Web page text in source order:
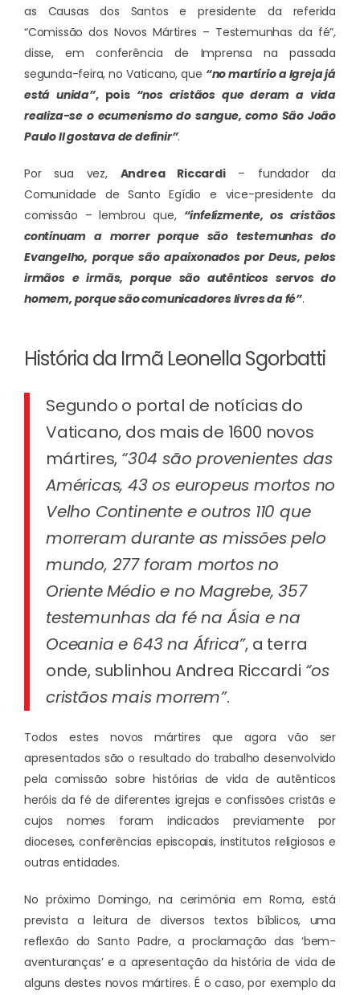
as Causas dos Santos e presidente da referida
“Comissão dos Novos Mártires – Testemunhas da fé”,
disse, em conferência de Imprensa na passada
segunda-feira, no Vaticano, que “no martírio a Igreja já
está unida”, pois “nos cristãos que deram a vida
realiza-se o ecumenismo do sangue, como São João
Paulo II gostava de definir”.
Por sua vez, Andrea Riccardi– fundador da
Comunidade de Santo Egídio e vice-presidente da
comissão – lembrou que, “infelizmente, os cristãos
continuam a morrer porque são testemunhas do
Evangelho, porque são apaixonados por Deus, pelos
irmãos e irmãs, porque são autênticos servos do
homem, porque são comunicadores livres da fé”.
História da Irmã Leonella Sgorbatti
Segundo o portal de notícias do
Vaticano, dos mais de 1600 novos
mártires, “304 são provenientes das
Américas, 43 os europeus mortos no
Velho Continente e outros 110 que
morreram durante as missões pelo
mundo, 277 foram mortos no
Oriente Médio e no Magrebe, 357
testemunhas da fé na Ásia e na
Oceania e 643 na África”, a terra
onde, sublinhou Andrea Riccardi “os
cristãos mais morrem”.
Todos estes novos mártires que agora vão ser
apresentados são o resultado do trabalho desenvolvido
pela comissão sobre histórias de vida de autênticos
heróis da fé de diferentes igrejas e confissões cristãs e
cujos nomes foram indicados previamente por
dioceses, conferências episcopais, institutos religiosos e
outras entidades.
No próximo Domingo, na cerimónia em Roma, está
prevista a leitura de diversos textos bíblicos, uma
reflexão do Santo Padre, a proclamação das ‘bem-
aventuranças’ e a apresentação da história de vida de
alguns destes novos mártires. É o caso, por exemplo da